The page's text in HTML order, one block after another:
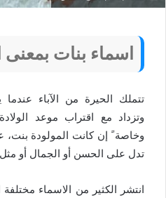
اسماء بنات
تتملك الحيرة من الآباء
وتزداد مع اقتراب موعد
وخاصة ً إن كانت المولودة بنت،
تدل على الحسن أو الجمال أو مثل
انتشر الكثير من الاسماء